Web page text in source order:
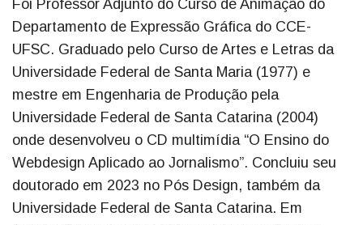
Foi Professor Adjunto do Curso de Animação do
Departamento de Expressão Gráfica do CCE-
UFSC. Graduado pelo Curso de Artes e Letras da
Universidade Federal de Santa Maria (1977) e
mestre em Engenharia de Produção pela
Universidade Federal de Santa Catarina (2004)
onde desenvolveu o CD multimídia “O Ensino do
Webdesign Aplicado ao Jornalismo”. Concluiu seu
doutorado em 2023 no Pós Design, também da
Universidade Federal de Santa Catarina. Em